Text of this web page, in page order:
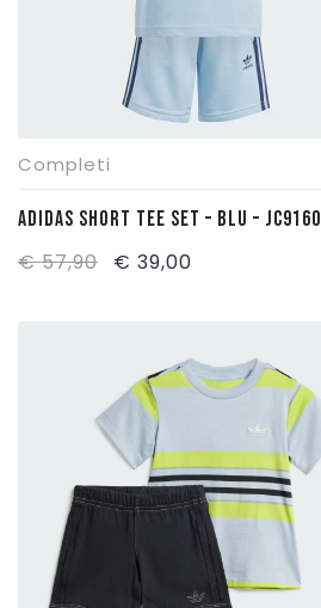
Completi
ADIDAS SHORT TEE SET – BLU – JC9160
€57,90
Il
era:
€ 57,90.
€ 39,00
è:
€ 39,00.